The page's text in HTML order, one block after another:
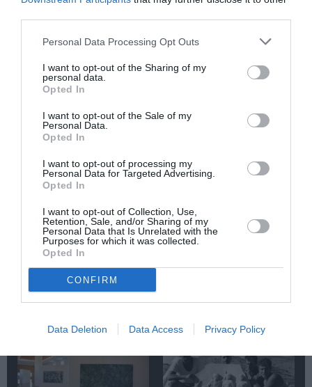
Personal Data Processing Opt Outs
I want to opt-out of the Sharing of my
personal data.
Opted In
I want to opt-out of the Sale of my
Personal Data.
Opted In
I want to opt-out of processing my
Personal Data for Targeted Advertising.
Opted In
I want to opt-out of Collection, Use,
Retention, Sale, and/or Sharing of my
Personal Data that Is Unrelated with the
Purposes for which it was collected.
Opted In
CONFIRM
Data Deletion Data Access Privacy Policy
ΔΩΡΕΑΝ ΕΚΔΗΛΩΣΕΙΣ
ΕΙΚΑΣΤΙΚΕΣ ΕΚΘΕΣΕΙΣ
ΟΜΑΔΙΚΕΣ ΕΚΘΕΣΕΙΣ
Newsletter
Κάθε βδομάδα στο e-mail σας τα τελευταία νέα για
Ακολουθήστε το Culturenow.gr
Σχετικά Άρθρα